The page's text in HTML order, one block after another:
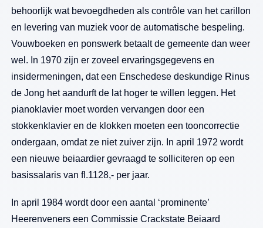
behoorlijk wat bevoegdheden als contrôle van het carillon
en levering van muziek voor de automatische bespeling.
Vouwboeken en ponswerk betaalt de gemeente dan weer
wel. In 1970 zijn er zoveel ervaringsgegevens en
insidermeningen, dat een Enschedese deskundige Rinus
de Jong het aandurft de lat hoger te willen leggen. Het
pianoklavier moet worden vervangen door een
stokkenklavier en de klokken moeten een tooncorrectie
ondergaan, omdat ze niet zuiver zijn. In april 1972 wordt
een nieuwe beiaardier gevraagd te solliciteren op een
basissalaris van fl.1128,- per jaar.
In april 1984 wordt door een aantal ‘prominente’
Heerenveners een Commissie Crackstate Beiaard